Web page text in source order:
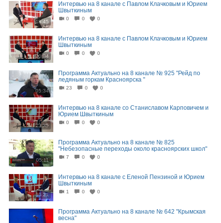
18:45
Интервью на 8 канале с Павлом Клачковым и Юрием
Швыткиным
0 0 0
20:34
Интервью на 8 канале с Павлом Клачковым и Юрием
Швыткиным
0 0 0
05:34
Программа Актуально на 8 канале № 925 "Рейд по
ледяным горкам Красноярска "
23 0 0
23:35
Интервью на 8 канале со Станиславом Карповичем и
Юрием Швыткиным
0 0 0
05:11
Программа Актуально на 8 канале № 825
"Небезопасные переходы около красноярских школ"
7 0 0
30:21
Интервью на 8 канале с Еленой Пензиной и Юрием
Швыткиным
1 0 0
Программа Актуально на 8 канале № 642 "Крымская
весна"